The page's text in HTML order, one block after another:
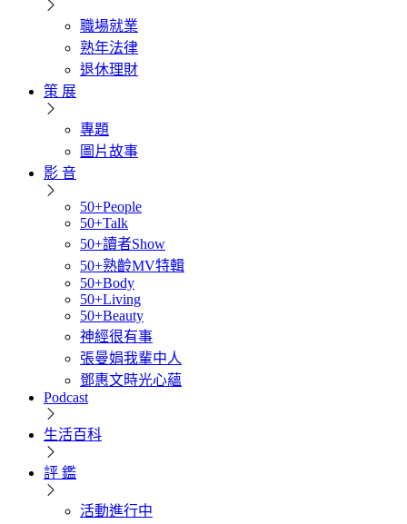
職場就業
熟年法律
退休理財
策 展
專題
圖片故事
影 音
50+People
50+Talk
50+讀者Show
50+熟齡MV特輯
50+Body
50+Living
50+Beauty
神經很有事
張曼娟我輩中人
鄧惠文時光心蘊
Podcast
生活百科
評 鑑
活動進行中